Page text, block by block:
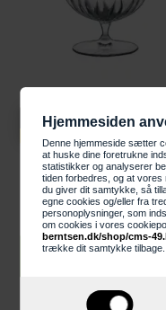
Hjemmesiden
Denne hjemmeside sætter
at huske dine foretrukne
statistikker og analyserer
tiden forbedres, og at
du giver dit samtykke, så
egne cookies og/eller fra
personoplysninger, som
om cookies i vores
berntsen.dk/shop/cms-
trække dit samtykke tilbage.
Knaldhårde priser
449,00 DKK
Luigi Bormioli
Cognacglas - 46,5 cl.
LÆG I KURV